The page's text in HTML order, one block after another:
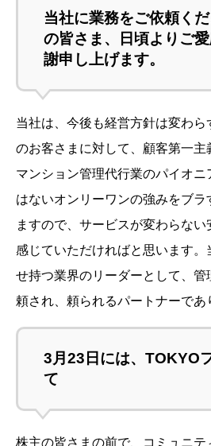
当社に業務をご依頼く
の皆さま、日頃よりご
謝申し上げます。
当社は、今後も経営方針は変わら
のお客さまに対して、顧客第一主
マンション管理代行業のパイオニ
はないオンリーワンの強みをブラ
ますので、サービスが変わらな
感じていただければと思います。
せ持つ業界のリーダーとして、
頼され、頼られるパートナーであ
3月23日には、TOKYO
て
株主の皆さまの前で、コミュニテ